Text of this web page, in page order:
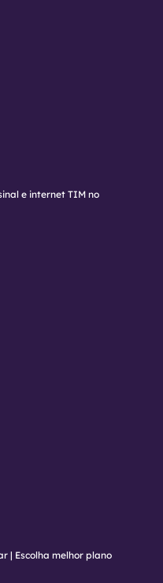
e internet TIM no
| Escolha melhor plano